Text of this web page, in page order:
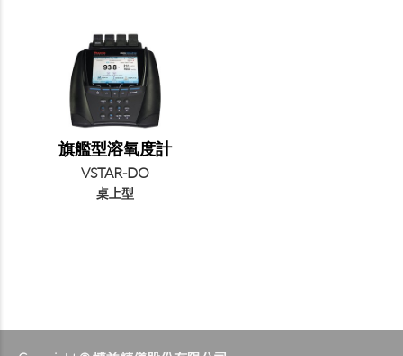
旗艦型溶氧度計
VSTAR-DO
桌上型